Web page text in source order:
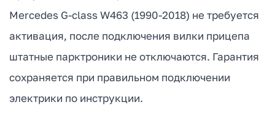
Mercedes G-class W463 (1990-2018) не требуется
активация, после подключения вилки прицепа
штатные парктроники не отключаются. Гарантия
сохраняется при правильном подключении
электрики по инструкции.